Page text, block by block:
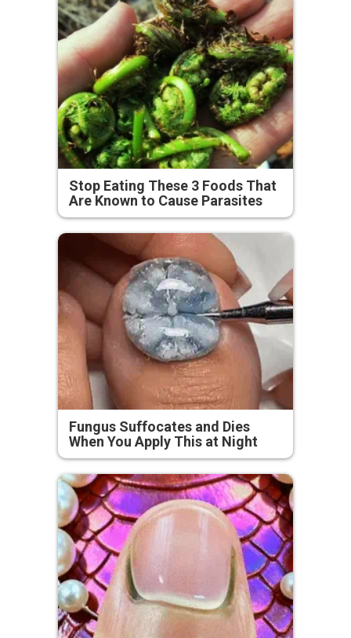
Stop Eating These 3 Foods That
Are Known to Cause Parasites
Fungus Suffocates and Dies
When You Apply This at Night